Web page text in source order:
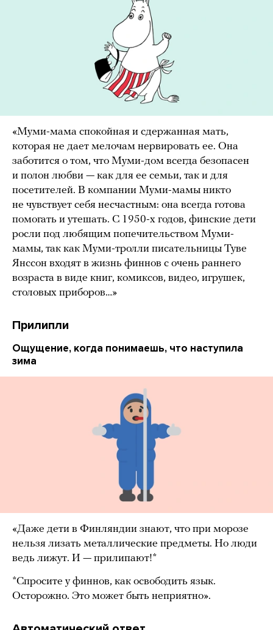
«Муми-мама спокойная и сдержанная мать,
которая не дает мелочам нервировать ее. Она
заботится о том, что Муми-дом всегда безопасен
и полон любви — как для ее семьи, так и для
посетителей. В компании Муми-мамы никто
не чувствует себя несчастным: она всегда готова
помогать и утешать. С 1950-х годов, финские дети
росли под любящим попечительством Муми-
мамы, так как Муми-тролли писательницы Туве
Янссон входят в жизнь финнов с очень раннего
возраста в виде книг, комиксов, видео, игрушек,
столовых приборов…»
Прилипли
Ощущение, когда понимаешь, что наступила
зима
«Даже дети в Финляндии знают, что при морозе
нельзя лизать металлические предметы. Но люди
ведь лижут. И — прилипают!*
*Спросите у финнов, как освободить язык.
Осторожно. Это может быть неприятно».